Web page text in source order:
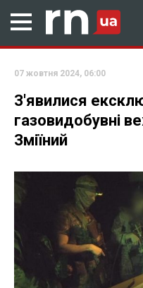
07 жовтня 2024, 06:00
З'явилися
газовидобувні
Зміїний